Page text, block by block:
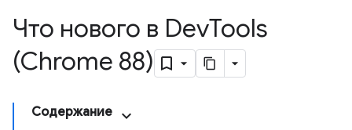
Что нового в DevTools
(Chrome 88)
Содержание